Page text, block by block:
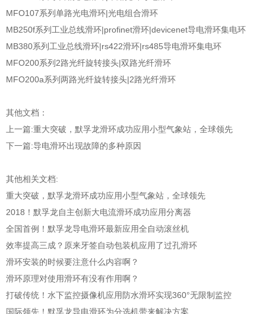
MFO107系列单路光电滑环|光电组合滑环
MB250f系列工业总线滑环|profinet滑环|devicenet导电滑环集电环
MB380系列工业总线滑环|rs422滑环|rs485导电滑环集电环
MFO200系列2路光纤旋转接头|双路光纤滑环
MFO200a系列两路光纤旋转接头|2路光纤滑环
其他文档：
上一篇:重大突破，默孚龙滑环成功应用小型气象站，全球领先
下一篇:导电滑环出现故障的多种原因
其他相关文档:
重大突破，默孚龙滑环成功应用小型气象站，全球领先
2018！默孚龙自主创新大电流滑环成功应用分离器
全国首例！默孚龙导电滑环最新应用全自动滚丝机
效率提高三成？原来牙签自动包装机应用了过孔滑环
滑环安装的时候要注意什么内容啊？
滑环原理对使用滑环有没有作用啊？
打破传统！水下监控摄像机应用防水滑环实现360°无限制监控
国际领先！默孚龙导电滑环为分选机带来解决方案